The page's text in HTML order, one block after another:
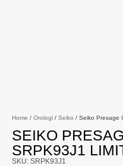
Home / Orologi / Seiko / Seiko Presage
SEIKO
SRPK93J1
SKU: SRPK93J1